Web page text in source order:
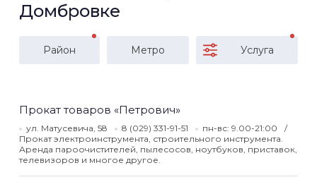
Домбровке
Район Метро Услуга
Прокат товаров «Петрович»
ул. Матусевича, 58 8 (029) 331-91-51
пн-вс: 9.00-21:00
Прокат электроинструмента, строительного инструмента.
Аренда пароочистителей, пылесосов, ноутбуков, приставок,
телевизоров и многое другое.